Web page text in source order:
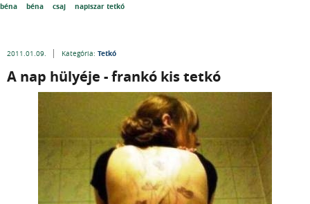
béna béna csaj napiszar tetkó
2011.01.09. Kategória: Tetkó
A nap hülyéje - frankó kis tetkó